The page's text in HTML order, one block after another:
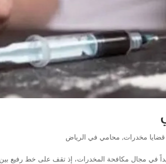
قضايا مخدرات, محامي في الرياض
في مجال مكافحة المخدرات، إذ تقف على خط رفيع بين